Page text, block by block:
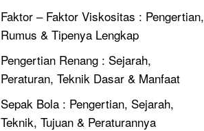
Faktor – Faktor Viskositas : Pengertian,
Rumus & Tipenya Lengkap
Pengertian Renang : Sejarah,
Peraturan, Teknik Dasar & Manfaat
Sepak Bola : Pengertian, Sejarah,
Teknik, Tujuan & Peraturannya